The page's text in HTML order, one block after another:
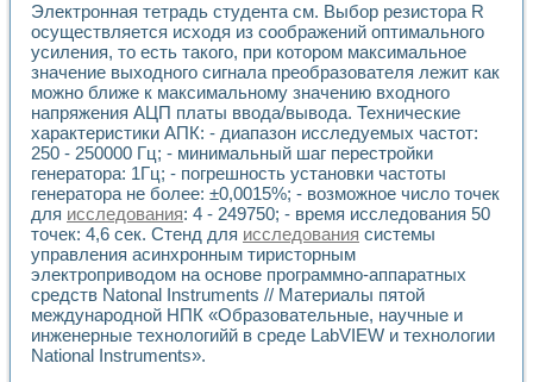
Высокочувствительные оптоэлектронные
Установка для измерения диэлектрических свойств
Исследование кинетики зарождения и развития
Лабораторный электрический импедансный томограф на
Микрозондовая система для характеризации
Метод траекторий в исследовании
Промышленная автоматизация
Автоматизация технологических процессов получения
Использование систем технического зрения для контроля
Исследование электромагнитных переходных процессов
Применение LabVIEW при разработке обучающих
Разработка виртуальных тренажеров путем
Система блокировок, сигнализации и защиты ускорителя
Система сбора данных и управления процессом
Управление температурой газовой среды специальной
Разработка программного обеспечения с
Электронная тетрадь студента см. Выбор резистора R
осуществляется исходя из соображений оптимального
усиления, то есть такого, при котором максимальное
значение выходного сигнала преобразователя лежит как
можно ближе к максимальному значению входного
напряжения АЦП платы ввода/вывода. Технические
характеристики АПК: - диапазон исследуемых частот:
250 - 250000 Гц; - минимальный шаг перестройки
генератора: 1Гц; - погрешность установки частоты
генератора не более: ±0,0015%; - возможное число точек
для исследования: 4 - 249750; - время исследования 50
точек: 4,6 сек. Стенд для исследования системы
управления асинхронным тиристорным
электроприводом на основе программно-аппаратных
средств Natonal Instruments // Материалы пятой
международной НПК «Образовательные, научные и
инженерные технологийй в среде LabVIEW и технологии
National Instruments».